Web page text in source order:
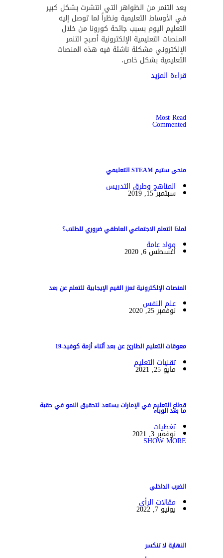
يعد التنمر من الظواهر التي انتشرت بشكل كبير
في الأوساط التعليمية ونظراً لما توصل إليه
التعليم اليوم بسبب جائحة كورونا من خلال
المنصات التعليمية الإلكترونية أصبح التنمر
الإلكتروني مشكلة ناشئة فيه هذه المنصات
التعليمية بشكل خاص،
قراءة المزيد
Most Read
Commented
منحى ستيم STEAM التعليمي
المناهج وطرق التدريس
سبتمبر 15, 2019
لماذا التعلم الاجتماعي العاطفي ضروري للطلاب؟
مواد عامة
أغسطس 6, 2020
المنصات الإلكترونية تعزز القيم الإيجابية للتعلم عن بعد
علم النفس
نوفمبر 25, 2020
معوقات التعليم الطارئ عن بعد أثناء أزمة كوفيد-19
تقنيات التعليم
مايو 25, 2021
قطاع التعليم في الإمارات يستعد لتحقيق النمو في حقبة
ما بعد الوباء
تغطيات
نوفمبر 3, 2021
SHOW MORE
الضرب الداخلي
مقالات الرأي
يونيو 7, 2022
النهاية لا تنكسر